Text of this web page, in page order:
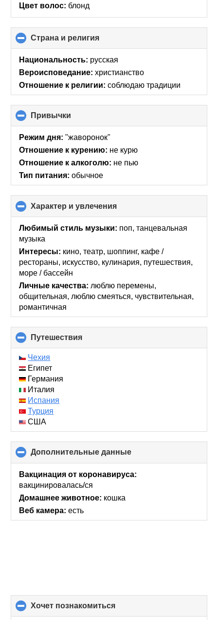
Цвет волос: блонд
Страна и религия
to
collapse
Национальность: русская
Вероисповедание: христианство
Отношение к религии: соблюдаю традиции
Привычки
to
collapse
Режим дня: "жаворонок"
Отношение к курению: не курю
Отношение к алкоголю: не пью
Тип питания: обычное
Характер и увлечения
to
collapse
Любимый стиль музыки: поп, танцевальная
музыка
Интересы: кино, театр, шоппинг, кафе /
рестораны, искусcтво, кулинария, путешествия,
море / бассейн
Личные качества: люблю перемены,
общительная, люблю смеяться, чувствительная,
романтичная
Путешествия
to
Чехия
Египет
Германия
Италия
Испания
Турция
США
Дополнительные данные
to
collapse
Вакцинация от коронавируса:
вакцинировалась/ся
Домашнее животное: кошка
Веб камера: есть
хочет познакомиться
to